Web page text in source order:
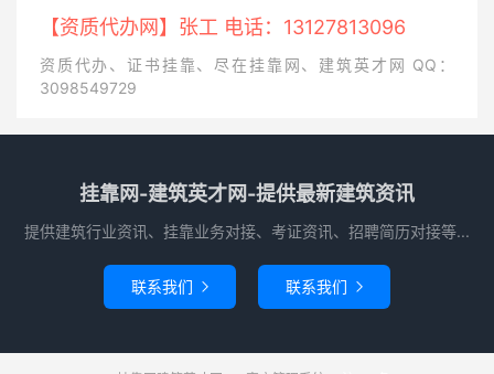
【资质代办网】张工 电话：13127813096
资质代办、证书挂靠、尽在挂靠网、建筑英才网 QQ：
3098549729
挂靠网-建筑英才网-提供最新建筑资讯
提供建筑行业资讯、挂靠业务对接、考证资讯、招聘简历对接等...
联系我们  联系我们 